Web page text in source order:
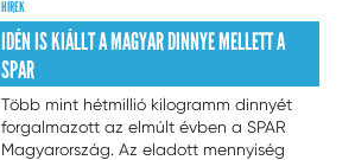
volt.
HÍREK
IDÉN IS KIÁLLT A MAGYAR DINNYE MELLETT A
SPAR
Több mint hétmillió kilogramm dinnyét
forgalmazott az elmúlt évben a SPAR
Magyarország. Az eladott mennyiség